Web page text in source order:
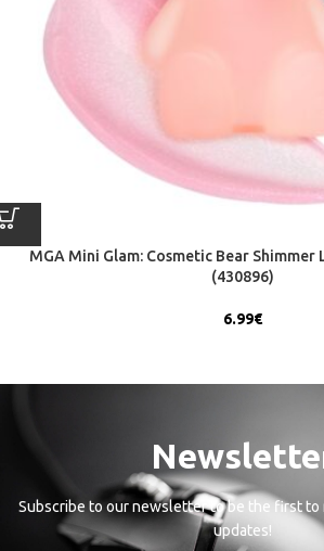
MGA Mini Glam: Cosmetic Bear Shimmer
(430896)
6.99€
Subscribe to our newsletter to be the first to
updates!